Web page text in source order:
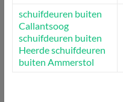
schuifdeuren buiten
Callantsoog
schuifdeuren buiten
Heerdeschuifdeuren
buiten Ammerstol